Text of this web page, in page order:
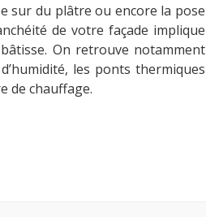
sur du plâtre ou encore la pose
de votre façade implique
On retrouve notamment
les ponts thermiques
de chauffage.